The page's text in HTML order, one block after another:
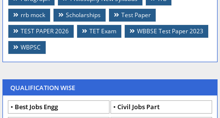
rrb mock
Scholarships
Test Paper
TEST PAPER 2026
TET Exam
WBBSE Test Paper 2023
WBPSC
QUALIFICATION WISE
Best Jobs Engg
Civil Jobs Part